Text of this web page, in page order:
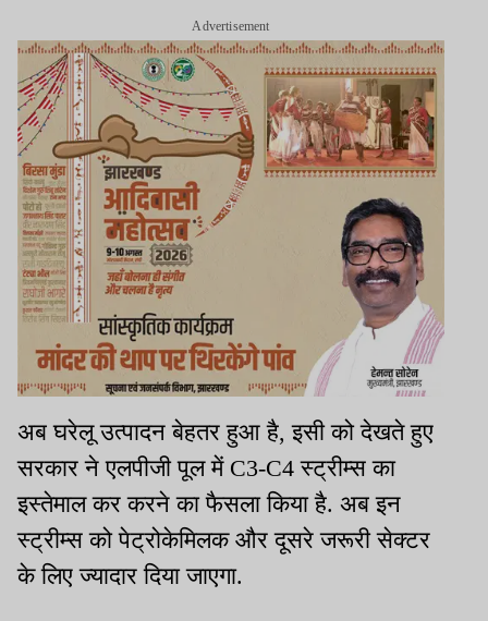
Advertisement
अब घरेलू उत्पादन बेहतर हुआ है, इसी को देखते हुए
सरकार ने एलपीजी पूल में C3-C4 स्ट्रीम्स का
इस्तेमाल कर करने का फैसला किया है. अब इन
स्ट्रीम्स को पेट्रोकेमिलक और दूसरे जरूरी सेक्टर
के लिए ज्यादार दिया जाएगा.